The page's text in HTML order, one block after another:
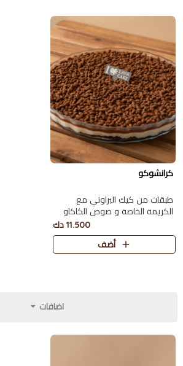
كرانشوكو
طبقات من كيك البراوني مع
الكريمة الخاصة و صوص الكاكاو
البلجيكي اللذيذ مع سولتد كراميل
11.500 دك
أضف
اضافات